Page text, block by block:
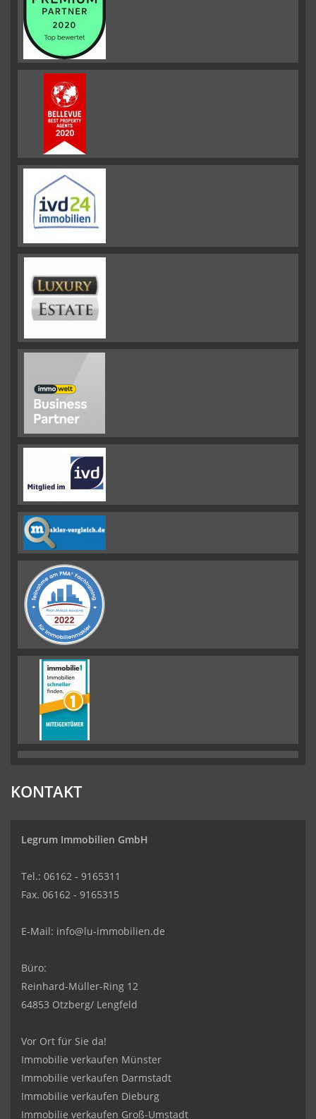
KONTAKT
Legrum Immobilien GmbH
Tel.: 06162 - 9165311
Fax. 06162 - 9165315
E-Mail: info@lu-immobilien.de
Büro:
Reinhard-Müller-Ring 12
64853 Otzberg/ Lengfeld
Vor Ort für Sie da!
Immobilie verkaufen Münster
Immobilie verkaufen Darmstadt
Immobilie verkaufen Dieburg
Immobilie verkaufen Groß-Umstadt